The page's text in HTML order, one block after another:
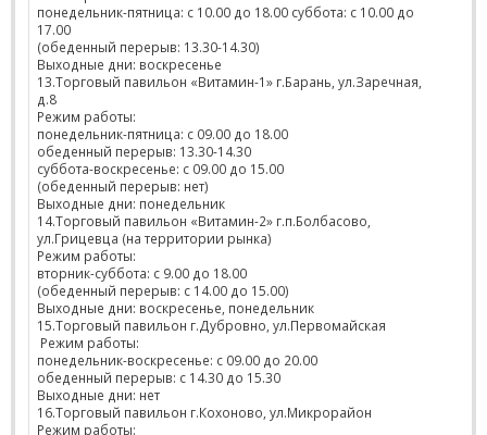
понедельник-пятница: с 10.00 до 18.00 суббота: с 10.00 до
17.00
(обеденный перерыв: 13.30-14.30)
Выходные дни: воскресенье
13.Торговый павильон «Витамин-1» г.Барань, ул.Заречная,
д.8
Режим работы:
понедельник-пятница: с 09.00 до 18.00
обеденный перерыв: 13.30-14.30
суббота-воскресенье: с 09.00 до 15.00
(обеденный перерыв: нет)
Выходные дни: понедельник
14.Торговый павильон «Витамин-2» г.п.Болбасово,
ул.Грицевца (на территории рынка)
Режим работы:
вторник-суббота: с 9.00 до 18.00
(обеденный перерыв: с 14.00 до 15.00)
Выходные дни: воскресенье, понедельник
15.Торговый павильон г.Дубровно, ул.Первомайская
Режим работы:
понедельник-воскресенье: с 09.00 до 20.00
обеденный перерыв: с 14.30 до 15.30
Выходные дни: нет
16.Торговый павильон г.Кохоново, ул.Микрорайон
Режим работы: